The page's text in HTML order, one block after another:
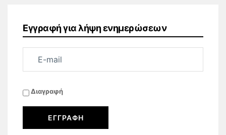
Εγγραφή για λήψη ενημερώσεων
Διαγραφή